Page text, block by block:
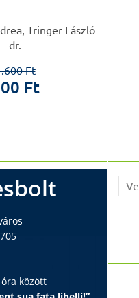
Tringer László
dr.
Ft
Ft
között